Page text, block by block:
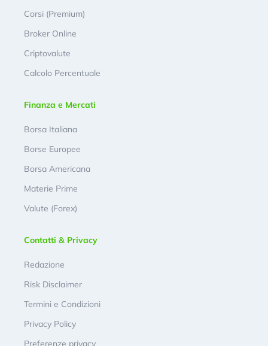
Corsi (Premium)
Broker Online
Criptovalute
Calcolo Percentuale
Finanza e Mercati
Borsa Italiana
Borse Europee
Borsa Americana
Materie Prime
Valute (Forex)
Contatti & Privacy
Redazione
Risk Disclaimer
Termini e Condizioni
Privacy Policy
Preferenze privacy